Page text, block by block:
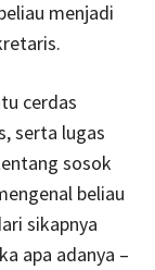
menjadi
cerdas
serta lugas
sosok
beliau
sikapnya
apa adanya –